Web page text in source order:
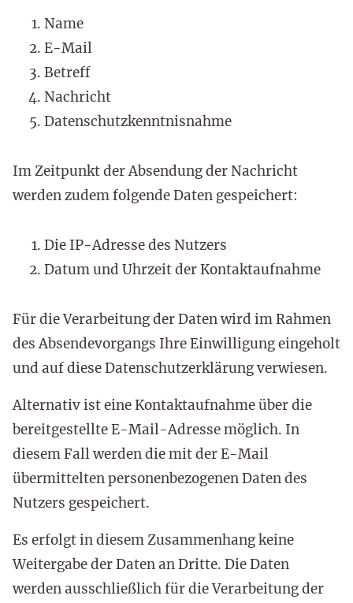
Name
E-Mail
Betreff
Nachricht
Datenschutzkenntnisnahme
Im Zeitpunkt der Absendung der Nachricht
werden zudem folgende Daten gespeichert:
Die IP-Adresse des Nutzers
Datum und Uhrzeit der Kontaktaufnahme
Für die Verarbeitung der Daten wird im Rahmen
des Absendevorgangs Ihre Einwilligung eingeholt
und auf diese Datenschutzerklärung verwiesen.
Alternativ ist eine Kontaktaufnahme über die
bereitgestellte E-Mail-Adresse möglich. In
diesem Fall werden die mit der E-Mail
übermittelten personenbezogenen Daten des
Nutzers gespeichert.
Es erfolgt in diesem Zusammenhang keine
Weitergabe der Daten an Dritte. Die Daten
werden ausschließlich für die Verarbeitung der